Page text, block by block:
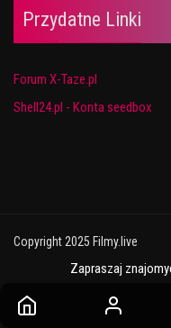
Przydatne Linki
Forum X-Taze.pl
Shell24.pl - Konta seedbox
Copyright 2025 Filmy.live
Zapraszaj